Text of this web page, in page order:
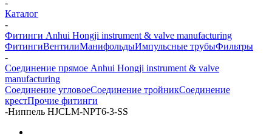
-
Каталог
-
Фитинги Anhui Hongji instrument & valve manufacturing
ФитингиВентилиМанифольдыИмпульсные трубыФильтры
-
Соединение прямое Anhui Hongji instrument & valve
manufacturing
Соединение угловоеСоединение тройникСоединение
крестПрочие фитинги
-Ниппель HJCLM-NPT6-3-SS